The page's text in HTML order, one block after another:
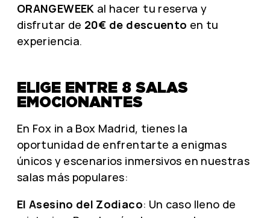
ORANGEWEEK al hacer tu reserva y
disfrutar de 20€ de descuento en tu
experiencia.
ELIGE ENTRE 8 SALAS
EMOCIONANTES
En Fox in a Box Madrid, tienes la
oportunidad de enfrentarte a enigmas
únicos y escenarios inmersivos en nuestras
salas más populares:
El Asesino del Zodiaco: Un caso lleno de